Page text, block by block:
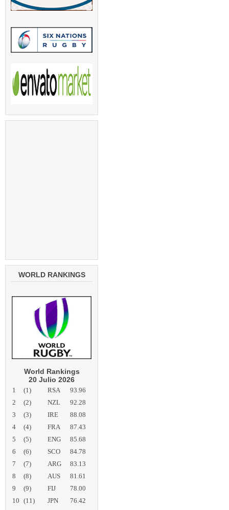
WORLD RANKINGS
World Rankings
20 Julio 2026
1 (1) RSA
93.96
2
(2) NZL
92.28
3
(3) IRE
88.08
4
(4) FRA
87.43
5
(5) ENG
85.68
6
(6) SCO
84.78
7
(7) ARG
83.13
8
(8) AUS
81.61
9
(9) FIJ
78.00
10 (11) JPN 76.42